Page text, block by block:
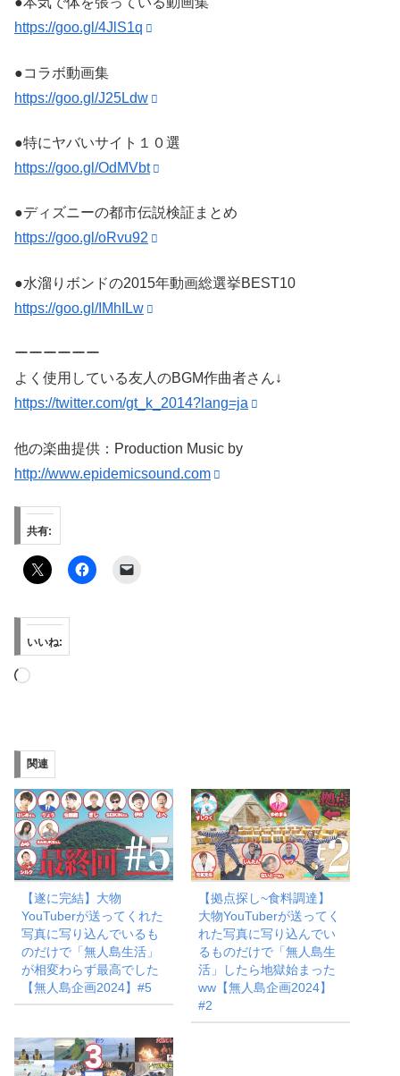
https://goo.gl/4JlS1q
●コラボ動画集
https://goo.gl/J25Ldw
●特にヤバいサイト１０選
https://goo.gl/OdMVbt
●ディズニーの都市伝説検証まとめ
https://goo.gl/oRvu92
●水溜りボンドの2015年動画総選挙BEST10
https://goo.gl/IMhILw
ーーーーーー
よく使用している友人のBGM作曲者さん↓
https://twitter.com/gt_k_2014?lang=ja
他の楽曲提供：Production Music by
http://www.epidemicsound.com
共有:
いいね:
読
み
中…
関連
【遂に完結】大物
YouTuberが送ってくれた
写真に写り込んでいるも
のだけで「無人島生活」
が相変わらず最高でした
【無人島企画2024】#5
【拠点探し~食料調達】
大物YouTuberが送ってく
れた写真に写り込んでい
るものだけで「無人島生
活」したら地獄始まった
ww【無人島企画2024】
#2